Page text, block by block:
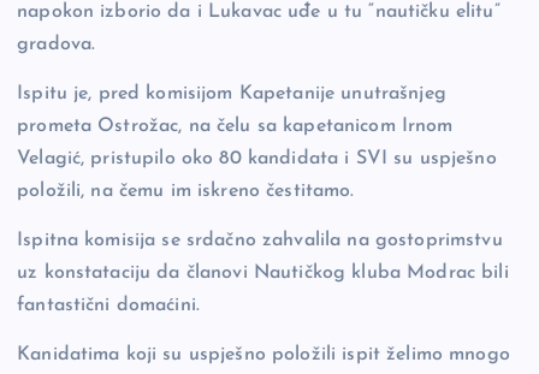
napokon izborio da i Lukavac uđe u tu “nautičku elitu”
gradova.
Ispitu je, pred komisijom Kapetanije unutrašnjeg
prometa Ostrožac, na čelu sa kapetanicom Irnom
Velagić, pristupilo oko 80 kandidata i SVI su uspješno
položili, na čemu im iskreno čestitamo.
Ispitna komisija se srdačno zahvalila na gostoprimstvu
uz konstataciju da članovi Nautičkog kluba Modrac bili
fantastični domaćini.
Kanidatima koji su uspješno položili ispit želimo mnogo